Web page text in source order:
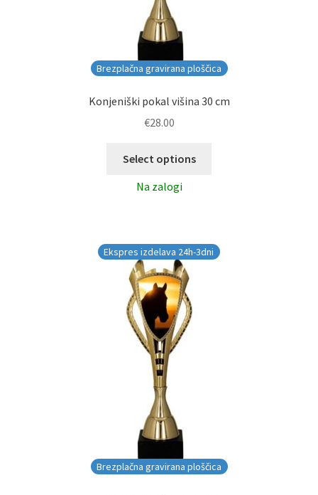
Brezplačna gravirana ploščica
Konjeniški pokal višina 30 cm
€28.00
Select options
Na zalogi
Brezplačna gravirana ploščica
Ekspres izdelava 24h-3dni